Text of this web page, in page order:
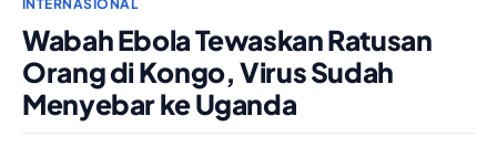
INTERNASIONAL
Wabah Ebola Tewaskan Ratusan
Orang di Kongo, Virus Sudah
Menyebar ke Uganda